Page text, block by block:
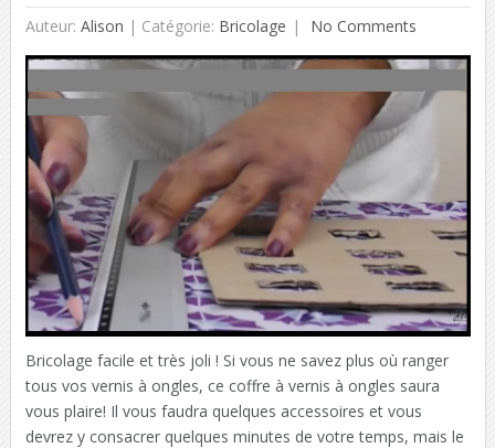
Auteur: Alison | Catégorie: Bricolage No Comments
Bricolage facile et très joli ! Si vous ne savez plus où ranger
tous vos vernis à ongles, ce coffre à vernis à ongles saura
vous plaire! Il vous faudra quelques accessoires et vous
devrez y consacrer quelques minutes de votre temps, mais le